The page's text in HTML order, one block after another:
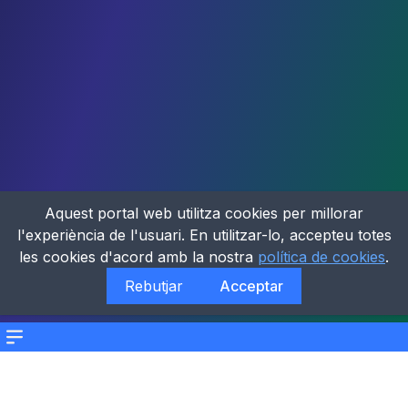
Menu
Aquest portal web utilitza cookies per millorar
l'experiència de l'usuari. En utilitzar-lo, accepteu totes
les cookies d'acord amb la nostra política de cookies.
Rebutjar
Acceptar